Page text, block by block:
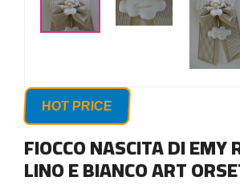
HOT PRICE
FIOCCO NASCITA DI EMY
LINO E BIANCO ART